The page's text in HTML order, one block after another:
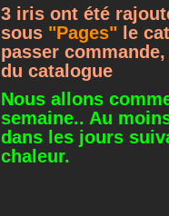
3 iris ont été
sous "Pages" le
passer
du catalogue
Nous allons
semaine.. Au
dans les jours
chaleur.